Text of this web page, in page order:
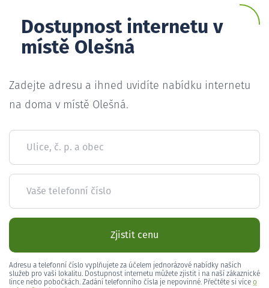
Dostupnost internetu v
místě Olešná
Zadejte adresu a ihned uvidíte nabídku internetu
na doma v místě Olešná.
Ulice, č. p. a obec
Vaše telefonní číslo
Zjistit cenu
Adresu a telefonní číslo vyplňujete za účelem jednorázové nabídky našich
služeb pro vaši lokalitu. Dostupnost internetu můžete zjistit i na naší zákaznické
lince nebo pobočkách. Zadání telefonního čísla je nepovinné. Přečtěte si více o